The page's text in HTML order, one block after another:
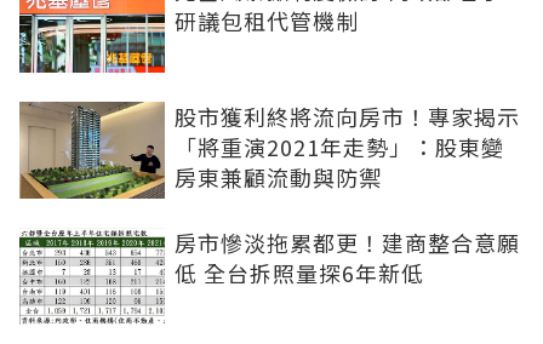
研議包租代管機制
股市獲利終將流向房市！專家揭示
「將重演2021年走勢」：股東變
房東兼顧流動與防禦
房市慘淡拖累都更！建商整合意願
低 全台拆照量探6年新低